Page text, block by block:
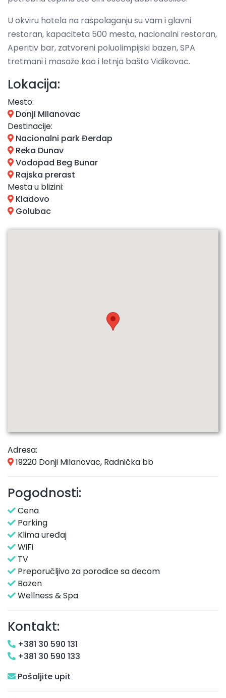
U okviru hotela na raspolaganju su vam i glavni
restoran, kapaciteta 500 mesta, nacionalni restoran,
Aperitiv bar, zatvoreni poluolimpijski bazen, SPA
tretmani i masaže kao i letnja bašta Vidikovac.
Lokacija:
Mesto:
Donji Milanovac
Destinacije:
Nacionalni park Đerdap
Reka Dunav
Vodopad Beg Bunar
Rajska prerast
Mesta u blizini:
Kladovo
Golubac
Adresa:
19220 Donji Milanovac, Radnička bb
Pogodnosti:
Cena
Parking
Klima uređaj
WiFi
TV
Preporučljivo za porodice sa decom
Bazen
Wellness & Spa
Kontakt:
+381 30 590 131
+381 30 590 133
Pošaljite upit